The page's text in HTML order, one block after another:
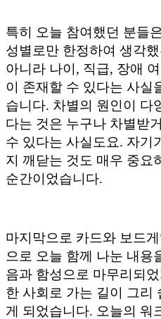
특히 오늘 참여했던 분들
성별로만 한정하여 생각
아니라 나이, 직급, 장애
이 존재할 수 있다는 사실
습니다. 차별의 원인이 다
다는 것은 누구나 차별받
수 있다는 사실도요. 자기
지 깨닫는 것도 매우 중요
순간이었습니다.
마지막으로 카드와 보드
으로 오늘 함께 나눈 내용
음과 함성으로 마무리되
한 사회로 가는 길이 그리
게 되었습니다. 오늘의 워